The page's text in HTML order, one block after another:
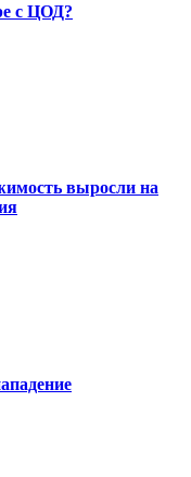
с ЦОД?
выросли на